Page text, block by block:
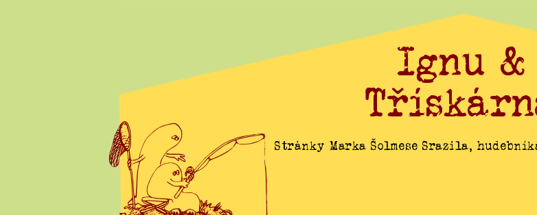
Ignu &
Stránky Marka Šolmese Srazila,